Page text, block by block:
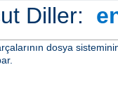
Diller:
dosya